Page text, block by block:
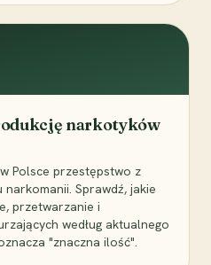
narkotyków
Polsce przestępstwo z
Sprawdź, jakie
przetwarzanie i
według aktualnego
"znaczna ilość".